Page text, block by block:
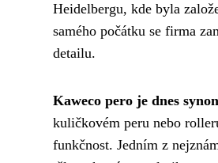
Heidelbergu, kde byla
samého počátku se firma
detailu.
Kaweco pero je dnes
kuličkovém peru nebo
funkčnost. Jedním z